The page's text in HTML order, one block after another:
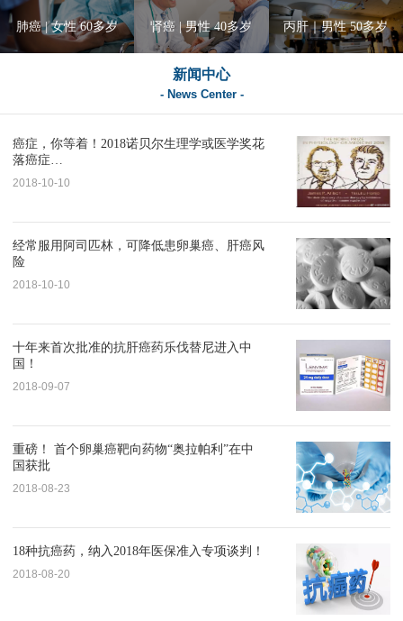
肺癌 | 女性 60多岁 肾癌 | 男性 40多岁 丙肝｜男性 50多岁
新闻中心
- News Center -
癌症，你等着！2018诺贝尔生理学或医学奖花
落癌症…
2018-10-10
经常服用阿司匹林，可降低患卵巢癌、肝癌风
险
2018-10-10
十年来首次批准的抗肝癌药乐伐替尼进入中
国！
2018-09-07
重磅！ 首个卵巢癌靶向药物“奥拉帕利”在中
国获批
2018-08-23
18种抗癌药，纳入2018年医保准入专项谈判！
2018-08-20